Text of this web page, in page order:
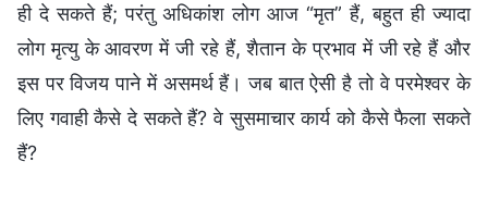
ही दे सकते हैं; परंतु अधिकांश लोग आज “मृत” हैं, बहुत ही ज्यादा
लोग मृत्यु के आवरण में जी रहे हैं, शैतान के प्रभाव में जी रहे हैं और
इस पर विजय पाने में असमर्थ हैं। जब बात ऐसी है तो वे परमेश्वर के
लिए गवाही कैसे दे सकते हैं? वे सुसमाचार कार्य को कैसे फैला सकते
हैं?